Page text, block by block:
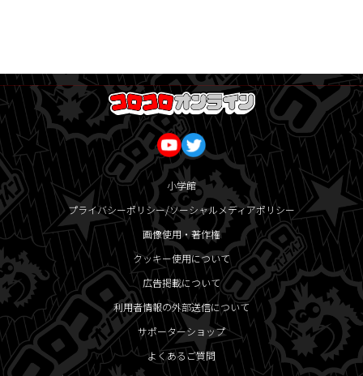
小学館
プライバシーポリシー/ソーシャルメディアポリシー
画像使用・著作権
クッキー使用について
広告掲載について
利用者情報の外部送信について
サポーターショップ
よくあるご質問